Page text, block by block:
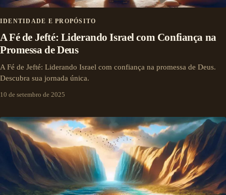
IDENTIDADE E PROPÓSITO
A Fé de Jefté: Liderando Israel com Confiança na
Promessa de Deus
A Fé de Jefté: Liderando Israel com confiança na promessa de Deus.
Descubra sua jornada única.
10 de setembro de 2025